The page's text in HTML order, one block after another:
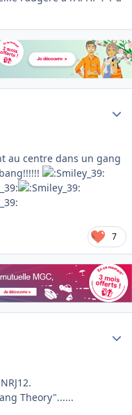
au centre dans un gang
7
Theory"......